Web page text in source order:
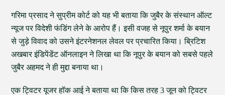
गरिमा प्रसाद ने सुप्रीम कोर्ट को यह भी बताया कि जुबैर के संस्थान ऑल्ट
न्यूज पर विदेशी फंडिंग लेने के आरोप हैं। इसी वजह से नूपुर शर्मा के बयान
से जुड़े विवाद को उसने इंटरनेशनल लेवल पर प्रचारित किया। ब्रिटिश
अखबार इंडिपेंडेंट ऑनलाइन ने लिखा था कि नूपुर के बयान को सबसे पहले
जुबैर अहमद ने ही मुद्दा बनाया था।
एक ट्विटर यूजर हॉक आई ने बताया था कि किस तरह 3 जून को ट्विटर